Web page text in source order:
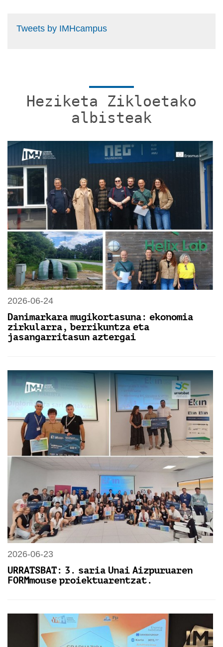
Tweets by IMHcampus
Heziketa Zikloetako
albisteak
2026-06-24
Danimarkara mugikortasuna: ekonomia
zirkularra, berrikuntza eta
jasangarritasun aztergai
2026-06-23
URRATSBAT: 3. saria Unai Aizpuruaren
FORMmouse proiektuarentzat.